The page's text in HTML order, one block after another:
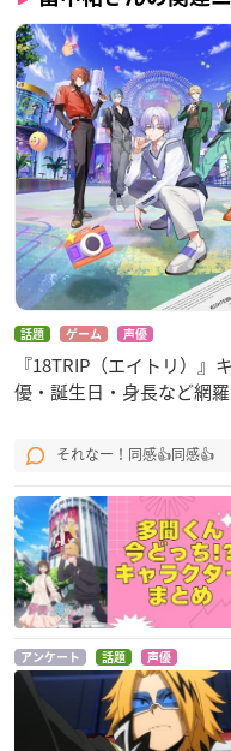
話題 ゲーム 声優
『18TRIP（エイトリ）
優・誕生日・身長など網羅
それなー！同感👍同感👍
アンケート 話題 声優